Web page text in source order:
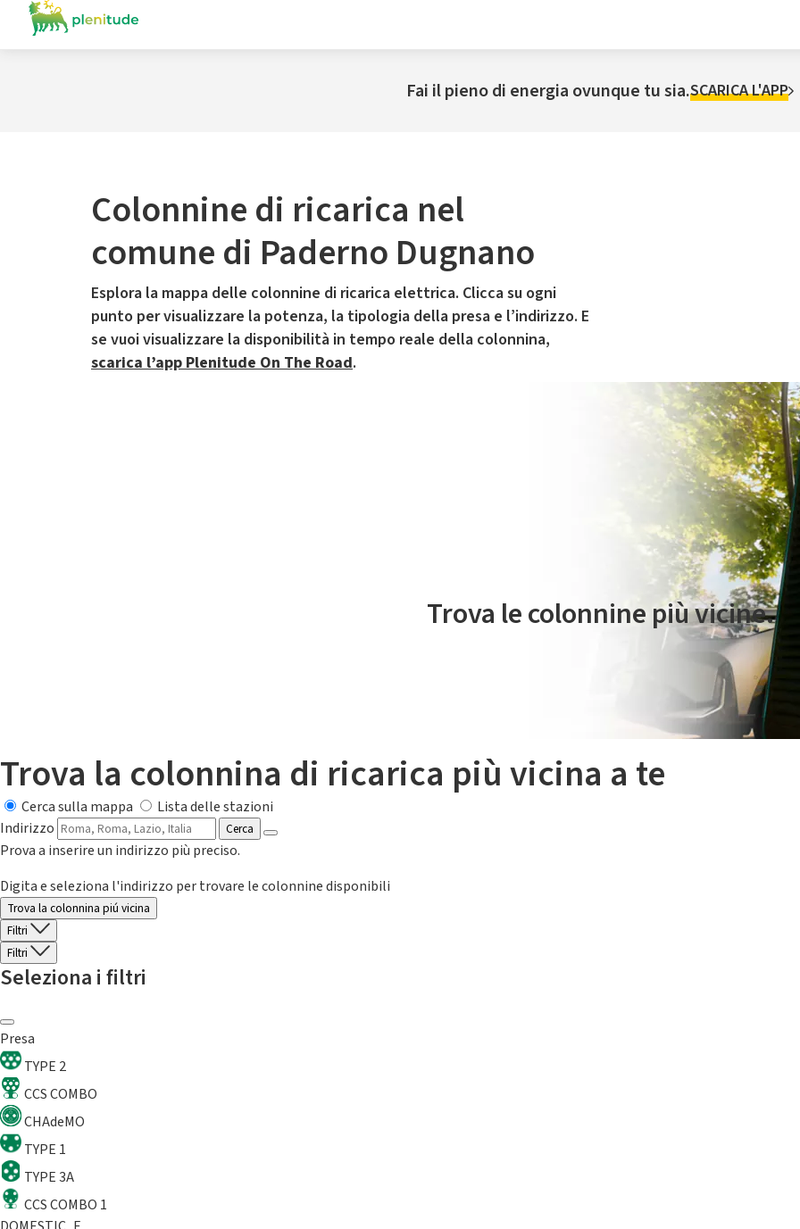
Fai il pieno di energia ovunque tu sia.SCARICA L'APP
Colonnine di ricarica nel
comune di Paderno Dugnano
Esplora la mappa delle colonnine di ricarica elettrica. Clicca su ogni
punto per visualizzare la potenza, la tipologia della presa e l’indirizzo. E
se vuoi visualizzare la disponibilità in tempo reale della colonnina,
scarica l’app Plenitude On The Road.
Il servizio di mobilità elettrica è gestito da Plenitude On The Road
Trova le colonnine più vicine.
Trova la colonnina di ricarica più vicina a te
Cerca sulla mappa
Lista delle stazioni
Indirizzo
Cerca
Prova a inserire un indirizzo più preciso.
Digita e seleziona l'indirizzo per trovare le colonnine disponibili
Trova la colonnina piú vicina
Filtri
Filtri
Seleziona i filtri
Presa
TYPE 2
CCS COMBO
CHAdeMO
TYPE 1
TYPE 3A
CCS COMBO 1